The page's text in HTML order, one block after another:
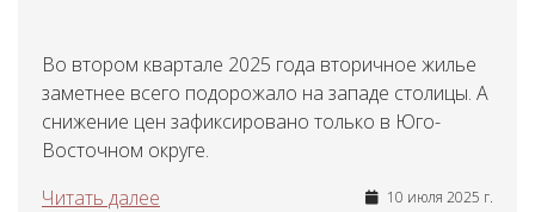
Во втором квартале 2025 года вторичное жилье
заметнее всего подорожало на западе столицы. А
снижение цен зафиксировано только в Юго-
Восточном округе.
Читать далее
10 июля 2025 г.